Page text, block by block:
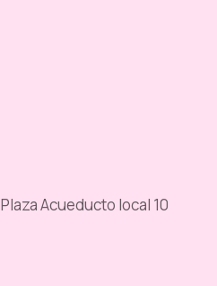
Acueducto local 10